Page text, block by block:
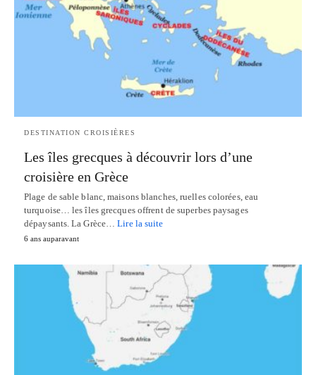
DESTINATION CROISIÈRES
Les îles grecques à découvrir lors d’une
croisière en Grèce
Plage de sable blanc, maisons blanches, ruelles colorées, eau
turquoise… les îles grecques offrent de superbes paysages
dépaysants. La Grèce…Lire la suite
6 ans auparavant